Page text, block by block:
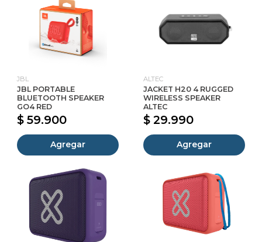
JBL
JBL PORTABLE
BLUETOOTH SPEAKER
GO4 RED
$ 59.900
Agregar
ALTEC
JACKET H20 4 RUGGED
WIRELESS SPEAKER
ALTEC
$ 29.990
Agregar